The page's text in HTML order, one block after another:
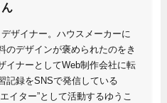
ザイナー。ハウスメーカーに
のデザインが褒められたのをき
イナーとしてWeb制作会社に転
記録をSNSで発信している
イター”として活動するゆうこ